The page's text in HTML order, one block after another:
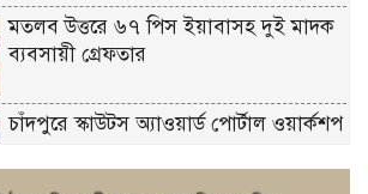
মতলব উত্তরে ৬৭ পিস ইয়াবাসহ দুই মাদক
ব্যবসায়ী গ্রেফতার
চাঁদপুরে স্কাউটস অ্যাওয়ার্ড পোর্টাল ওয়ার্কশপ